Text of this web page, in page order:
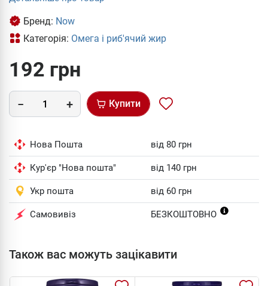
Бренд: Now
Категорія: Омега і риб'ячий жир
192 грн
Купити
Нова Пошта від 80 грн
Кур'єр "Нова пошта" від 140 грн
Укр пошта від 60 грн
Самовивіз БЕЗКОШТОВНО
Також вас можуть зацікавити